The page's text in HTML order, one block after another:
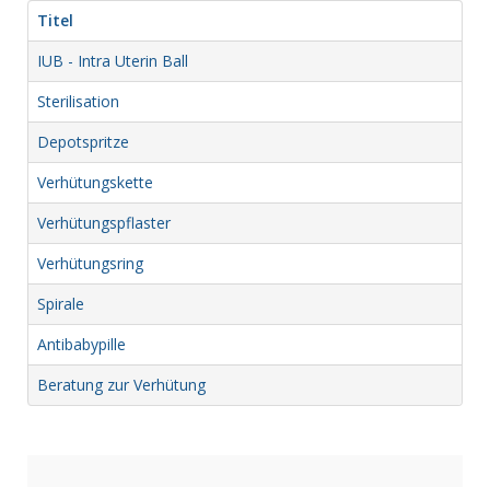
Titel
IUB - Intra Uterin Ball
Sterilisation
Depotspritze
Verhütungskette
Verhütungspflaster
Verhütungsring
Spirale
Antibabypille
Beratung zur Verhütung